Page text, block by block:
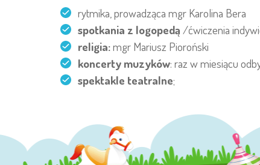
rytmika, prowadząca mgr Karolina Bera
spotkania z logopedą /ćwiczenia
religia:mgr Mariusz Pioroński
koncerty muzyków: raz w miesiącu
spektakle teatralne;